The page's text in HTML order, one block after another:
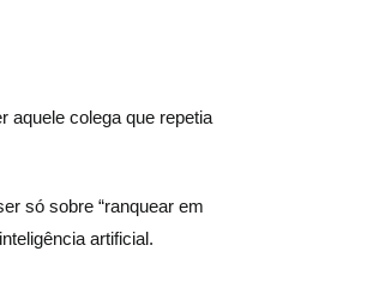
aquele colega que repetia
só sobre “ranquear em
artificial.